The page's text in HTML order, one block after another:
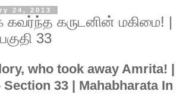
24, 2013
கருடனின் மகிமை! |
33
who took away Amrita! |
33 | Mahabharata In